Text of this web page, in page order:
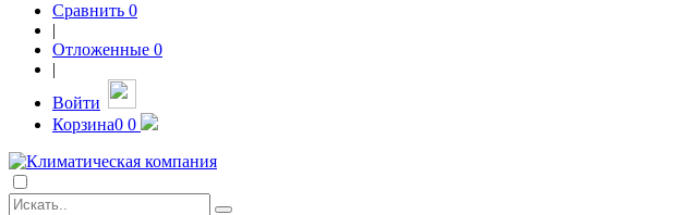
Сравнить 0
|
Отложенные 0
|
Войти
Корзина0 0